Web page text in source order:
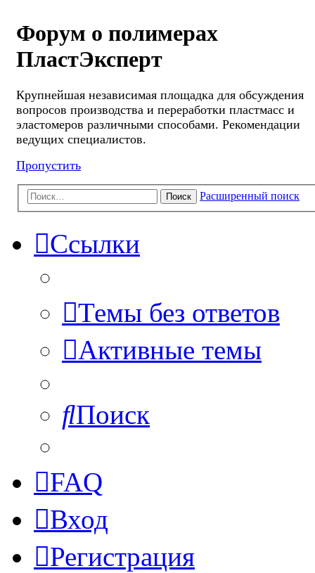
Форум о полимерах
ПластЭксперт
Крупнейшая независимая площадка для обсуждения
вопросов производства и переработки пластмасс и
эластомеров различными способами. Рекомендации
ведущих специалистов.
Пропустить
Поиск Расширенный поиск
Ссылки
Темы без ответов
Активные темы
Поиск
FAQ
Вход
Регистрация